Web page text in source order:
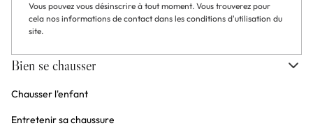
Vous pouvez vous désinscrire à tout moment. Vous trouverez pour
cela nos informations de contact dans les conditions d'utilisation du
site.
Bien se chausser
Chausser l'enfant
Entretenir sa chaussure